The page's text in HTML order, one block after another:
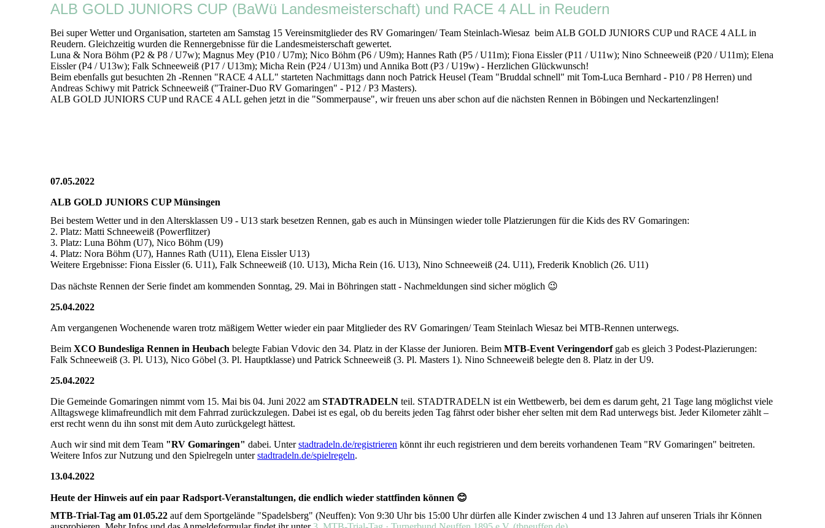
ALB GOLD JUNIORS CUP (BaWü Landesmeisterschaft) und RACE 4 ALL in Reudern
Bei super Wetter und Organisation, starteten am Samstag 15 Vereinsmitglieder des RV Gomaringen/ Team Steinlach-Wiesaz beim ALB GOLD JUNIORS CUP und RACE 4 ALL in
Reudern. Gleichzeitig wurden die Rennergebnisse für die Landesmeisterschaft gewertet.
Luna & Nora Böhm (P2 & P8 / U7w); Magnus Mey (P10 / U7m); Nico Böhm (P6 / U9m); Hannes Rath (P5 / U11m); Fiona Eissler (P11 / U11w); Nino Schneeweiß (P20 / U11m); Elena
Eissler (P4 / U13w); Falk Schneeweiß (P17 / U13m); Micha Rein (P24 / U13m) und Annika Bott (P3 / U19w) - Herzlichen Glückwunsch!
Beim ebenfalls gut besuchten 2h -Rennen "RACE 4 ALL" starteten Nachmittags dann noch Patrick Heusel (Team "Bruddal schnell" mit Tom-Luca Bernhard - P10 / P8 Herren) und
Andreas Schiwy mit Patrick Schneeweiß ("Trainer-Duo RV Gomaringen" - P12 / P3 Masters).
ALB GOLD JUNIORS CUP und RACE 4 ALL gehen jetzt in die "Sommerpause", wir freuen uns aber schon auf die nächsten Rennen in Böbingen und Neckartenzlingen!
07.05.2022
ALB GOLD JUNIORS CUP Münsingen
Bei bestem Wetter und in den Altersklassen U9 - U13 stark besetzen Rennen, gab es auch in Münsingen wieder tolle Platzierungen für die Kids des RV Gomaringen:
2. Platz: Matti Schneeweiß (Powerflitzer)
3. Platz: Luna Böhm (U7), Nico Böhm (U9)
4. Platz: Nora Böhm (U7), Hannes Rath (U11), Elena Eissler U13)
Weitere Ergebnisse: Fiona Eissler (6. U11), Falk Schneeweiß (10. U13), Micha Rein (16. U13), Nino Schneeweiß (24. U11), Frederik Knoblich (26. U11)
Das nächste Rennen der Serie findet am kommenden Sonntag, 29. Mai in Böhringen statt - Nachmeldungen sind sicher möglich 😉
25.04.2022
Am vergangenen Wochenende waren trotz mäßigem Wetter wieder ein paar Mitglieder des RV Gomaringen/ Team Steinlach Wiesaz bei MTB-Rennen unterwegs.
Beim XCO Bundesliga Rennen in Heubach belegte Fabian Vdovic den 34. Platz in der Klasse der Junioren. Beim MTB-Event Veringendorfgab es gleich 3 Podest-Plazierungen:
Falk Schneeweiß (3. Pl. U13), Nico Göbel (3. Pl. Hauptklasse) und Patrick Schneeweiß (3. Pl. Masters 1). Nino Schneeweiß belegte den 8. Platz in der U9.
25.04.2022
Die Gemeinde Gomaringen nimmt vom 15. Mai bis 04. Juni 2022 am STADTRADELN teil. STADTRADELN ist ein Wettbewerb, bei dem es darum geht, 21 Tage lang möglichst viele
Alltagswege klimafreundlich mit dem Fahrrad zurückzulegen. Dabei ist es egal, ob du bereits jeden Tag fährst oder bisher eher selten mit dem Rad unterwegs bist. Jeder Kilometer zählt –
erst recht wenn du ihn sonst mit dem Auto zurückgelegt hättest.
Auch wir sind mit dem Team "RV Gomaringen" dabei. Unterstadtradeln.de/registrieren könnt ihr euch registrieren und dem bereits vorhandenen Team "RV Gomaringen" beitreten.
Weitere Infos zur Nutzung und den Spielregeln unterstadtradeln.de/spielregeln.
13.04.2022
Heute der Hinweis auf ein paar Radsport-Veranstaltungen, die endlich wieder stattfinden können 😊
MTB-Trial-Tag am 01.05.22 auf dem Sportgelände "Spadelsberg" (Neuffen): Von 9:30 Uhr bis 15:00 Uhr dürfen alle Kinder zwischen 4 und 13 Jahren auf unseren Trials ihr Können